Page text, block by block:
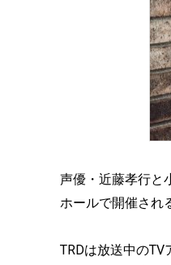
声優・近藤孝行と
ホールで開催され
TRDは放送中のTV